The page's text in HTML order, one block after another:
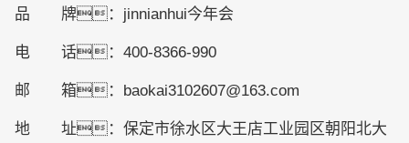
品 牌：jinnianhui今年会
电 话：400-8366-990
邮 箱：baokai3102607@163.com
地 址：保定市徐水区大王店工业园区朝阳北大